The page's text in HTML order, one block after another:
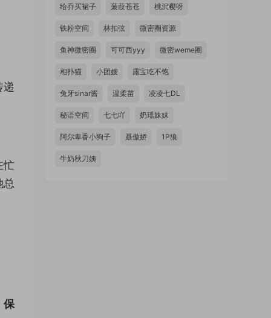
递
忙
总
保
给乔买裙子 蒹葭苍苍 桃沢樱呀
铁粉空间 林扣弦 微密圈资源
鱼神微密圈 可可西yyy 微密weme圈
相扑猫 小团嫂 露宝吃不饱
兔牙sinar酱 温柔苗 凌凌七DL
秘语空间 七七吖 奶瑶妹妹
阿尔卑香小狗子 聂傲娇 1P狼
牛奶秋刀姨